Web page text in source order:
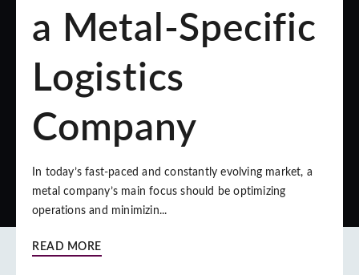
a Metal-Specific
Logistics
Company
In today’s fast-paced and constantly evolving market, a
metal company’s main focus should be optimizing
operations and minimizin...
READ MORE